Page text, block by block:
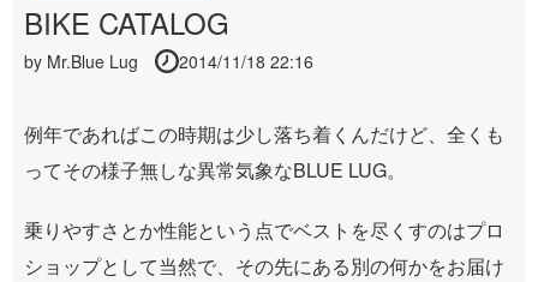
BIKE CATALOG
by Mr.Blue Lug 2014/11/18 22:16
例年であればこの時期は少し落ち着くんだけど、全くも
ってその様子無しな異常気象なBLUE LUG。
乗りやすさとか性能という点でベストを尽くすのはプロ
ショップとして当然で、その先にある別の何かをお届け